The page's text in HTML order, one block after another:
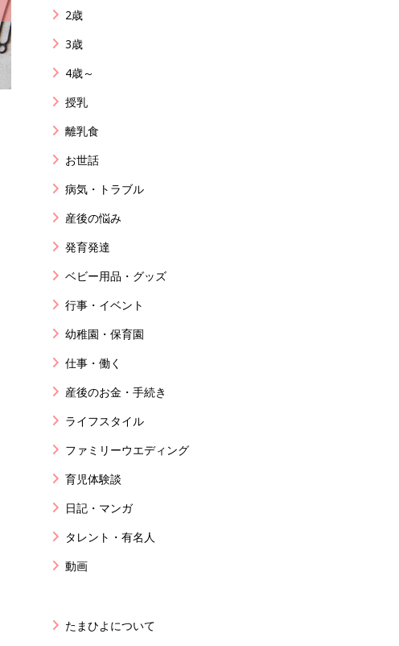
2歳
3歳
4歳～
授乳
離乳食
お世話
病気・トラブル
産後の悩み
発育発達
ベビー用品・グッズ
行事・イベント
幼稚園・保育園
仕事・働く
産後のお金・手続き
ライフスタイル
ファミリーウエディング
育児体験談
日記・マンガ
タレント・有名人
動画
たまひよについて